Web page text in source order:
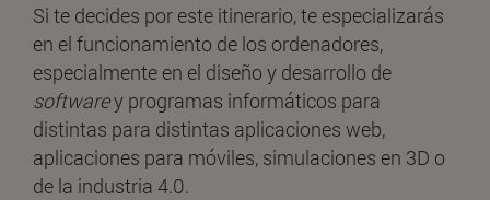
Si te decides por este itinerario, te especializarás
en el funcionamiento de los ordenadores,
especialmente en el diseño y desarrollo de
softwarey programas informáticos para
distintas para distintas aplicaciones web,
aplicaciones para móviles, simulaciones en 3D o
de la industria 4.0.